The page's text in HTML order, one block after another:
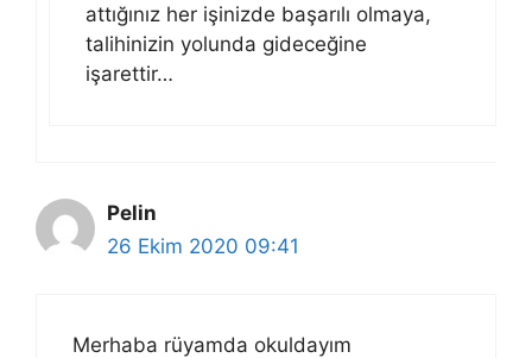
attığınız her işinizde başarılı olmaya,
talihinizin yolunda gideceğine
işarettir…
Pelin
26 Ekim 2020 09:41
Merhaba rüyamda okuldayım